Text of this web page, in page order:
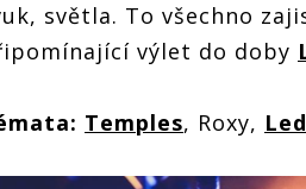
světla. To všechno
výlet do doby
Temples, Roxy,